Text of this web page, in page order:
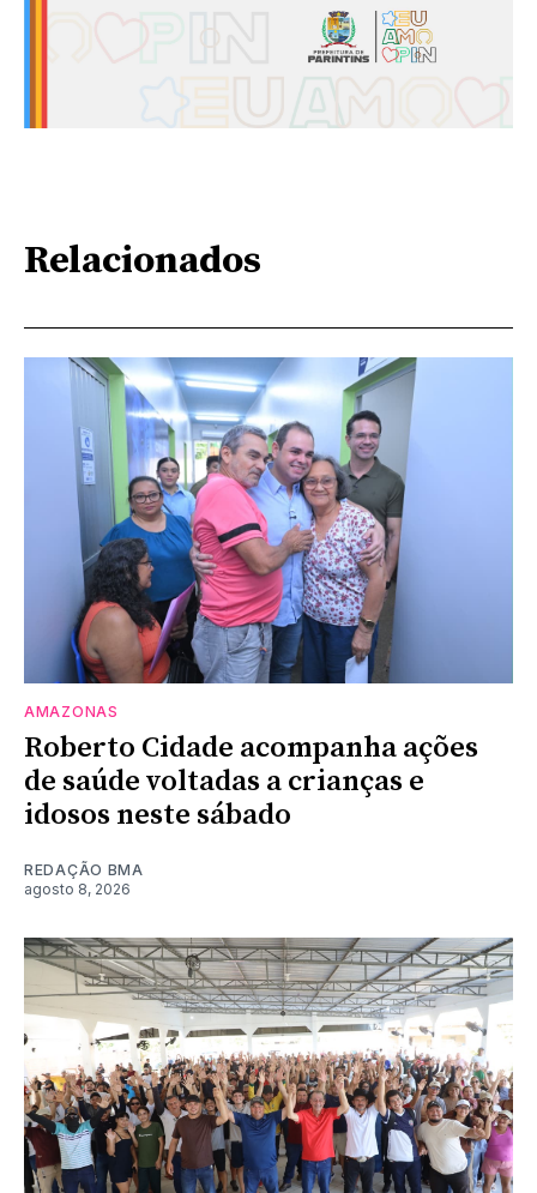
Relacionados
AMAZONAS
Roberto Cidade acompanha ações
de saúde voltadas a crianças e
idosos neste sábado
REDAÇÃO BMA
agosto 8, 2026